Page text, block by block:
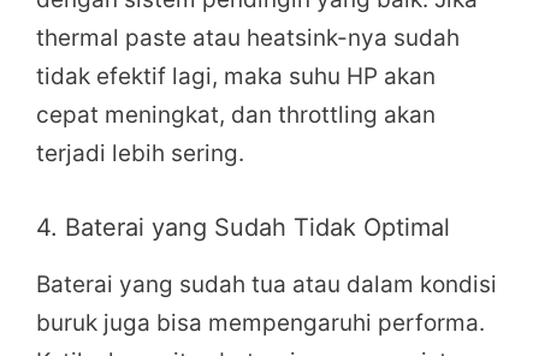
thermal paste atau heatsink-nya sudah
tidak efektif lagi, maka suhu HP akan
cepat meningkat, dan throttling akan
terjadi lebih sering.
4. Baterai yang Sudah Tidak Optimal
Baterai yang sudah tua atau dalam kondisi
buruk juga bisa mempengaruhi performa.